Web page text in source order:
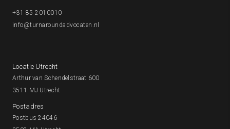
+31 85 2010010
info@turnaroundadvocaten.nl
Locatie Utrecht
Arthur van Schendelstraat 600
3511 MJ Utrecht
Postadres
Postbus 24046